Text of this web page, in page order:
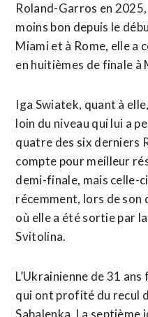
Roland-Garros en
moins bon depuis ⁠le
Miami et à Rome, elle a
en huitièmes de finale à
Iga Swiatek, quant à
loin du niveau qui lui a
quatre des six derniers
compte pour meilleur
demi-finale, mais celle-
récemment, lors de son
où ⁠elle ‌a été sortie par
Svitolina.
L’Ukrainienne de 31
qui ⁠ont profité du recul
Sabalenka. La septième